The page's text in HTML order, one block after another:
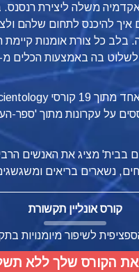
משלה ליצירת רנסנס.
איך להיכנס לתחום שלהם
בלב כל צורת אומנות
לשלוט בה באמצעות הכלים
על עקרונות מתוך 'ספר-
בבית' מציג את האנשים
נשארים בריאים
קורס אונליין תקשורת
לשיפור מיומנויות
הקורס שלך ללא